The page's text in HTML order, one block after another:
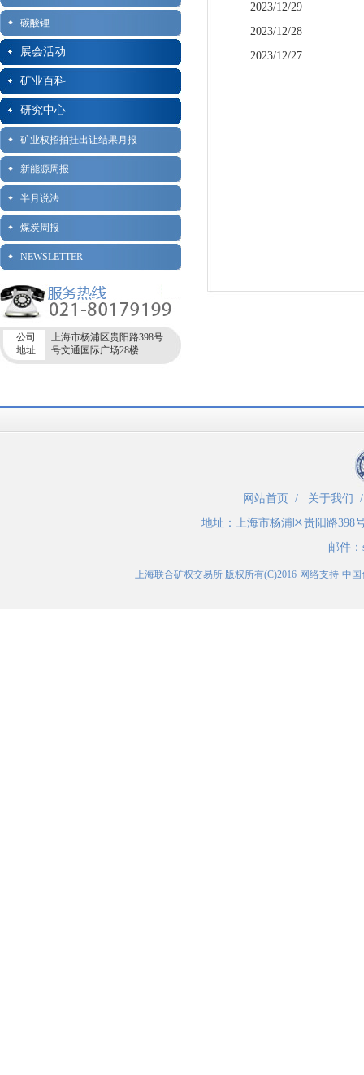
碳酸锂
展会活动
矿业百科
研究中心
矿业权招拍挂出让结果月报
新能源周报
半月说法
煤炭周报
NEWSLETTER
公司
地址
上海市杨浦区贵阳路398号
号文通国际广场28楼
2023/12/29
2023/12/28
2023/12/27
网站首页 / 关于我们
地址： 上海市杨浦区贵阳路398
邮件：
上海联合矿权交易所版权所有(C)2016 网络支持 中国